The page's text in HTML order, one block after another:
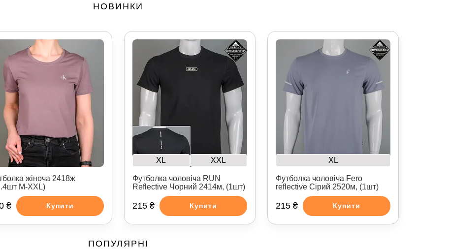
НОВИНКИ
жіноча 2418ж
M-XXL)
₴ Купити
XL XXL
Футболка чоловіча RUN
Reflective Чорний 2414м, (1шт)
215 ₴ Купити
XL
Футболка чоловіча Fero
reflective Сірий 2520м, (1шт)
215 ₴ Купити
ПОПУЛЯРНІ